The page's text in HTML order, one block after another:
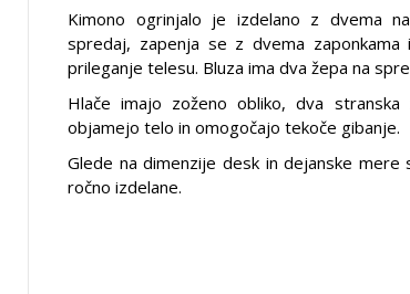
Kimono ogrinjalo je izdelano z dvema
spredaj, zapenja se z dvema
prileganje telesu. Bluza ima dva žepa na
Hlače imajo zoženo obliko, dva
objamejo telo in omogočajo tekoče gibanje.
Glede na dimenzije desk in dejanske
ročno izdelane.